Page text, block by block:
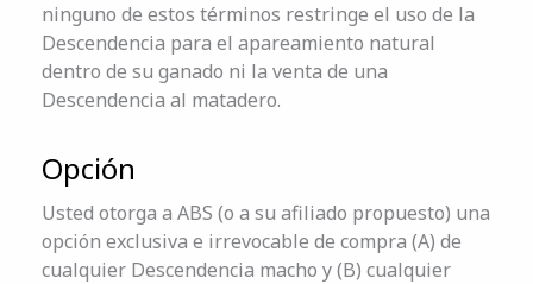
ninguno de estos términos restringe el uso de la
Descendencia para el apareamiento natural
dentro de su ganado ni la venta de una
Descendencia al matadero.
Opción
Usted otorga a ABS (o a su afiliado propuesto) una
opción exclusiva e irrevocable de compra (A) de
cualquier Descendencia macho y (B) cualquier